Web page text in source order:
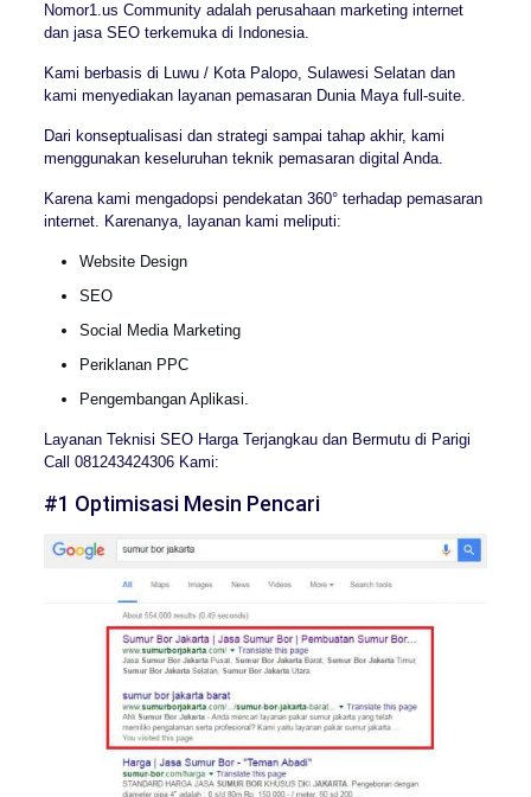
Nomor1.us Community adalah perusahaan marketing internet
dan jasa SEO terkemuka di Indonesia.
Kami berbasis di Luwu / Kota Palopo, Sulawesi Selatan dan
kami menyediakan layanan pemasaran Dunia Maya full-suite.
Dari konseptualisasi dan strategi sampai tahap akhir, kami
menggunakan keseluruhan teknik pemasaran digital Anda.
Karena kami mengadopsi pendekatan 360° terhadap pemasaran
internet. Karenanya, layanan kami meliputi:
Website Design
SEO
Social Media Marketing
Periklanan PPC
Pengembangan Aplikasi.
Layanan Teknisi SEO Harga Terjangkau dan Bermutu di Parigi
Call 081243424306 Kami:
#1 Optimisasi Mesin Pencari